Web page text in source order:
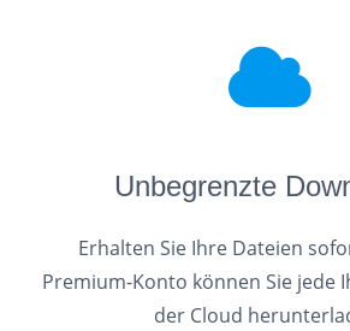
Unbegrenzte
Erhalten Sie Ihre Dateien
Premium-Konto können Sie jede
der Cloud